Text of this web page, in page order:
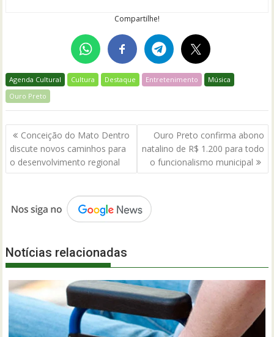
Compartilhe!
Agenda Cultural Cultura Destaque Entretenimento
Música
Ouro Preto
Navegação
de
Post
Conceição do Mato Dentro
discute novos caminhos para
o desenvolvimento regional
Ouro Preto confirma abono
natalino de R$ 1.200 para todo
o funcionalismo municipal
Notícias relacionadas